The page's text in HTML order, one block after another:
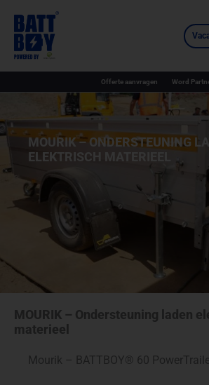
naar
Offerte aanvragen Word
MOURIK – ONDERSTEUNING
ELEKTRISCH MATERIEEL
MOURIK – Ondersteuning laden
materieel
Mourik – BATTBOY® 60